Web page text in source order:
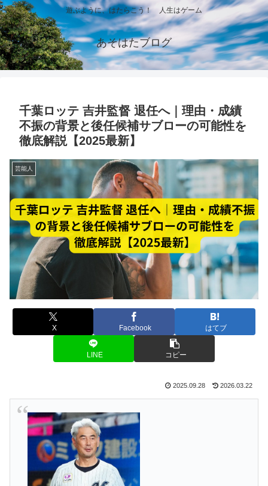
遊ぶように、はたらこう！ 人生はゲーム
あそはたブログ
千葉ロッテ 吉井監督 退任へ｜理由・成績
不振の背景と後任候補サブローの可能性を
徹底解説【2025最新】
芸能人
X Facebook はてブ
LINE コピー
2025.09.28 2026.03.22